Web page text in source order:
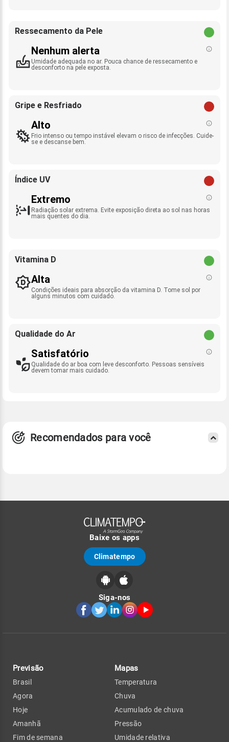
Ressecamento da Pele
Nenhum alerta
Umidade adequada no ar. Pouca chance de ressecamento e
desconforto na pele exposta.
Gripe e Resfriado
Alto
Frio intenso ou tempo instável elevam o risco de infecções. Cuide-
se e descanse bem.
Índice UV
Extremo
Radiação solar extrema. Evite exposição direta ao sol nas horas
mais quentes do dia.
Vitamina D
Alta
Condições ideais para absorção da vitamina D. Tome sol por
alguns minutos com cuidado.
Qualidade do Ar
Satisfatório
Qualidade do ar boa com leve desconforto. Pessoas sensíveis
devem tomar mais cuidado.
Recomendados para você
Baixe os apps
Climatempo
Siga-nos
Previsão
Brasil
Agora
Hoje
Amanhã
Fim de semana
Mapas
Temperatura
Chuva
Acumulado de chuva
Pressão
Umidade relativa